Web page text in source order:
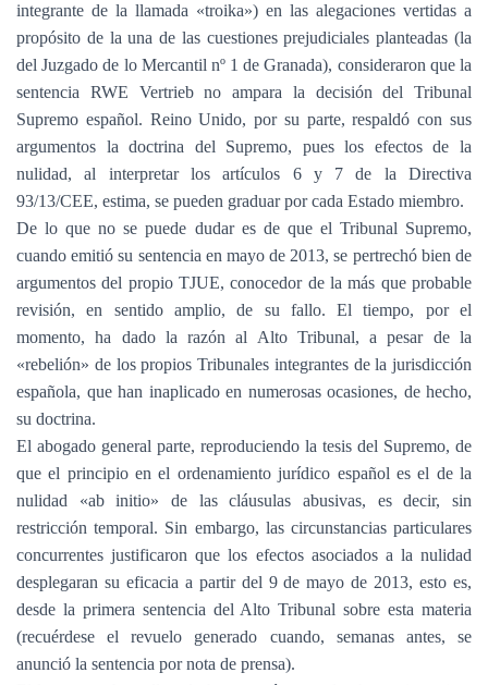
integrante de la llamada «troika») en las alegaciones vertidas a
propósito de la una de las cuestiones prejudiciales planteadas (la
del Juzgado de lo Mercantil nº 1 de Granada), consideraron que la
sentencia RWE Vertrieb no ampara la decisión del Tribunal
Supremo español. Reino Unido, por su parte, respaldó con sus
argumentos la doctrina del Supremo, pues los efectos de la
nulidad, al interpretar los artículos 6 y 7 de la Directiva
93/13/CEE, estima, se pueden graduar por cada Estado miembro.
De lo que no se puede dudar es de que el Tribunal Supremo,
cuando emitió su sentencia en mayo de 2013, se pertrechó bien de
argumentos del propio TJUE, conocedor de la más que probable
revisión, en sentido amplio, de su fallo. El tiempo, por el
momento, ha dado la razón al Alto Tribunal, a pesar de la
«rebelión» de los propios Tribunales integrantes de la jurisdicción
española, que han inaplicado en numerosas ocasiones, de hecho,
su doctrina.
El abogado general parte, reproduciendo la tesis del Supremo, de
que el principio en el ordenamiento jurídico español es el de la
nulidad «ab initio» de las cláusulas abusivas, es decir, sin
restricción temporal. Sin embargo, las circunstancias particulares
concurrentes justificaron que los efectos asociados a la nulidad
desplegaran su eficacia a partir del 9 de mayo de 2013, esto es,
desde la primera sentencia del Alto Tribunal sobre esta materia
(recuérdese el revuelo generado cuando, semanas antes, se
anunció la sentencia por nota de prensa).